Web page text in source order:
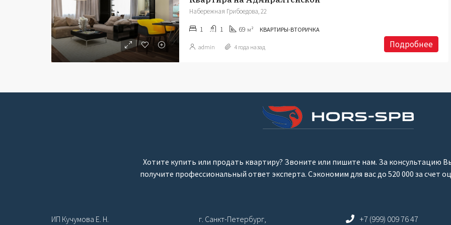
Набережная Грибоедова, 22
1 1 69 м² КВАРТИРЫ-ВТОРИЧКА
Подробнее
admin 4 года назад
Хотите купить или продать квартиру? Звоните или пишите нам. За консультацию
получите профессиональный ответ эксперта. Сэкономим для вас до 520 000 за счет
ИП Кучумова Е. Н. г. Санкт-Петербург, +7 (999) 009 76 47